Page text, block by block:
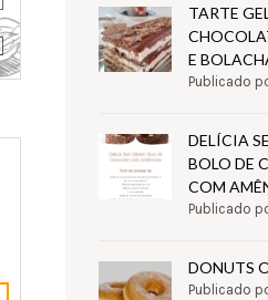
TARTE
E
Publicado
DELÍCIA
BOLO DE
COM
Publicado
DONUTS
Publicado